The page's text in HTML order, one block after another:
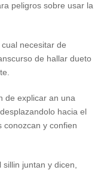
peligros sobre usar la
necesitar de
de hallar dueto
de explicar an una
hacia el
conozcan y confien
juntan y dicen,